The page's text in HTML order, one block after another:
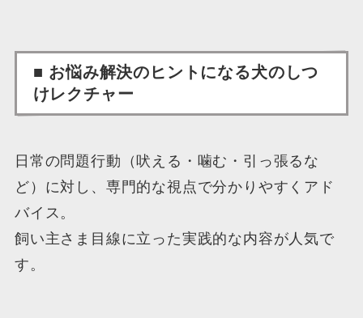
■ お悩み解決のヒントになる犬のしつ
けレクチャー
日常の問題行動（吠える・噛む・引っ張るな
ど）に対し、専門的な視点で分かりやすくアド
バイス。
飼い主さま目線に立った実践的な内容が人気で
す。